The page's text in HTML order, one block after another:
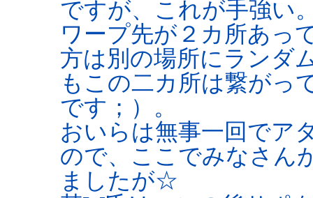
ですが、これが手強い
ワープ先が２カ所あっ
方は別の場所にランダ
もこの二カ所は繋がっ
です；）。
おいらは無事一回でア
ので、ここでみなさん
ましたが☆